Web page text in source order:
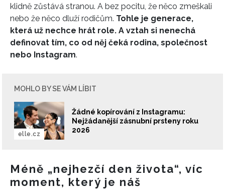
klidně zůstává stranou. A bez pocitu, že něco zmeškali
nebo že něco dluží rodičům. Tohle je generace,
která už nechce hrát role. A vztah si nenechá
definovat tím, co od něj čeká rodina, společnost
nebo Instagram.
MOHLO BY SE VÁM LÍBIT
Žádné kopírování z Instagramu:
Nejžádanější zásnubní prsteny roku
2026
elle.cz
Méně „nejhezčí den života“, víc
moment, který je náš